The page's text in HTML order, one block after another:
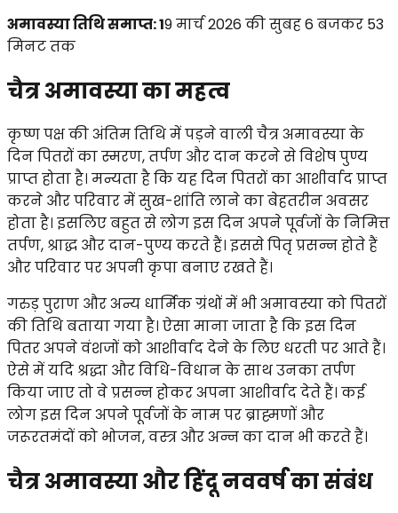
अमावस्या तिथि समाप्त: 19 मार्च 2026 की सुबह 6 बजकर 53
मिनट तक
चैत्र अमावस्या का महत्व
कृष्ण पक्ष की अंतिम तिथि में पड़ने वाली चैत्र अमावस्या के
दिन पितरों का स्मरण, तर्पण और दान करने से विशेष पुण्य
प्राप्त होता है। मन्यता है कि यह दिन पितरों का आशीर्वाद प्राप्त
करने और परिवार में सुख-शांति लाने का बेहतरीन अवसर
होता है। इसलिए बहुत से लोग इस दिन अपने पूर्वजों के निमित्त
तर्पण, श्राद्ध और दान-पुण्य करते हैं। इससे पितृ प्रसन्न होते हैं
और परिवार पर अपनी कृपा बनाए रखते हैं।
गरुड़ पुराण और अन्य धार्मिक ग्रंथों में भी अमावस्या को पितरों
की तिथि बताया गया है। ऐसा माना जाता है कि इस दिन
पितर अपने वंशजों को आशीर्वाद देने के लिए धरती पर आते हैं।
ऐसे में यदि श्रद्धा और विधि-विधान के साथ उनका तर्पण
किया जाए तो वे प्रसन्न होकर अपना आशीर्वाद देते हैं। कई
लोग इस दिन अपने पूर्वजों के नाम पर ब्राह्मणों और
जरूरतमंदों को भोजन, वस्त्र और अन्न का दान भी करते हैं।
चैत्र अमावस्या और हिंदू नववर्ष का संबंध